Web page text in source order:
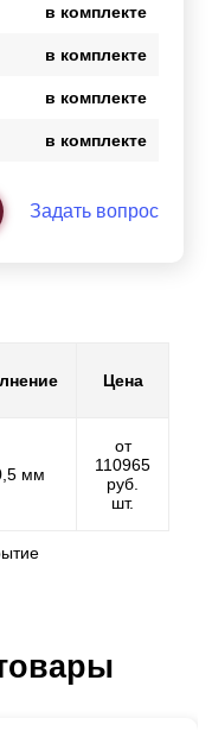
в комплекте
в комплекте
в комплекте
в комплекте
Задать вопрос
Цена
мм
от
110965
руб.
шт.